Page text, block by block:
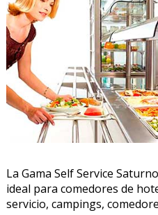
PRODUCTO
La Gama Self Service
ideal para comedores de
servicio, campings,